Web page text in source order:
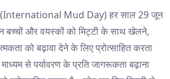
(International Mud Day) हर साल 29 जून
बच्चों और वयस्कों को मिट्टी के साथ खेलने,
को बढ़ावा देने के लिए प्रोत्साहित करता
से पर्यावरण के प्रति जागरूकता बढ़ाना